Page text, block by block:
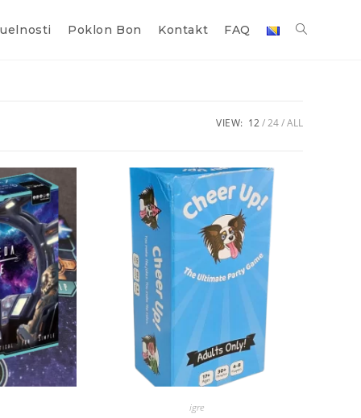
Poklon Bon Kontakt FAQ
VIEW: 12 24 ALL
igre